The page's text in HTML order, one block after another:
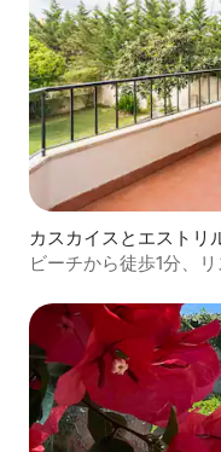
カスカイスとエストリ
スイート
ビーチから徒歩1分、